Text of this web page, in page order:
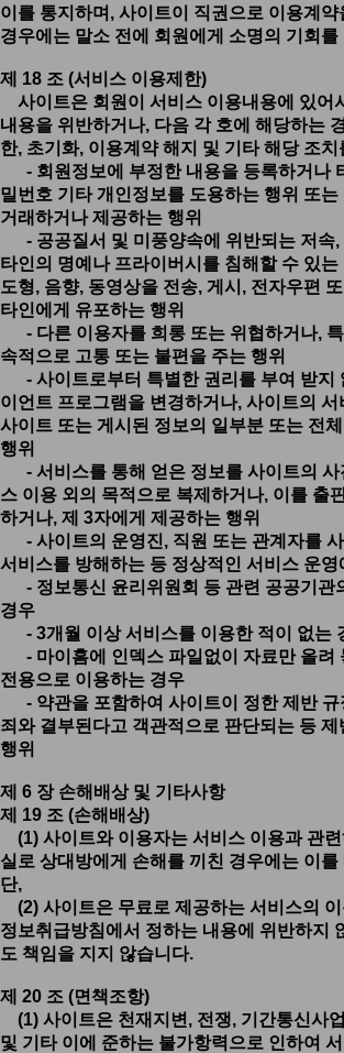
이를 통지하며, 사이트이 직권으로 이용계
경우에는 말소 전에 회원에게 소명의 기회를
제 18 조 (서비스 이용제한)
사이트은 회원이 서비스 이용내용에 있어
내용을 위반하거나, 다음 각 호에 해당하는
한, 초기화, 이용계약 해지 및 기타 해당 조
- 회원정보에 부정한 내용을 등록하거나
밀번호 기타 개인정보를 도용하는 행위 또
거래하거나 제공하는 행위
- 공공질서 및 미풍양속에 위반되는 저속,
타인의 명예나 프라이버시를 침해할 수 있
도형, 음향, 동영상을 전송, 게시, 전자우편
타인에게 유포하는 행위
- 다른 이용자를 희롱 또는 위협하거나, 특
속적으로 고통 또는 불편을 주는 행위
- 사이트로부터 특별한 권리를 부여 받지
이언트 프로그램을 변경하거나, 사이트의 서
사이트 또는 게시된 정보의 일부분 또는 전
행위
- 서비스를 통해 얻은 정보를 사이트의 사
스 이용 외의 목적으로 복제하거나, 이를 출
하거나, 제 3자에게 제공하는 행위
- 사이트의 운영진, 직원 또는 관계자를
서비스를 방해하는 등 정상적인 서비스 운
- 정보통신 윤리위원회 등 관련 공공기관
경우
- 3개월 이상 서비스를 이용한 적이 없는
- 마이홈에 인덱스 파일없이 자료만 올려
전용으로 이용하는 경우
- 약관을 포함하여 사이트이 정한 제반 규
죄와 결부된다고 객관적으로 판단되는 등
행위
제 6 장 손해배상 및 기타사항
제 19 조 (손해배상)
(1) 사이트와 이용자는 서비스 이용과 관
실로 상대방에게 손해를 끼친 경우에는 이
단,
(2) 사이트은 무료로 제공하는 서비스의
정보취급방침에서 정하는 내용에 위반하지
도 책임을 지지 않습니다.
제 20 조 (면책조항)
(1) 사이트은 천재지변, 전쟁, 기간통신사
및 기타 이에 준하는 불가항력으로 인하여